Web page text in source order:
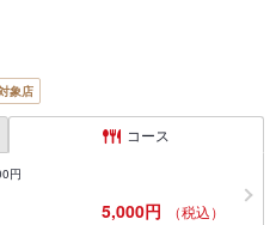
象店
コース
円
5,000円 （税込）